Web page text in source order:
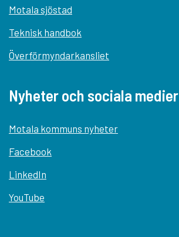
Motala sjöstad
Teknisk handbok
Överförmyndarkansliet
Nyheter och sociala medier
Motala kommuns nyheter
Facebook
LinkedIn
YouTube